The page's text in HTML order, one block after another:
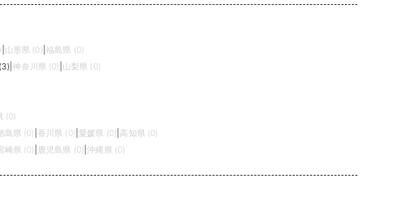
山形県 (0) 福島県 (0)
|神奈川県 (0) 山梨県 (0)
(0)
島県 (0) 香川県 (0) |愛媛県 (0) 高知県 (0)
崎県 (0) 鹿児島県 (0) |沖縄県 (0)